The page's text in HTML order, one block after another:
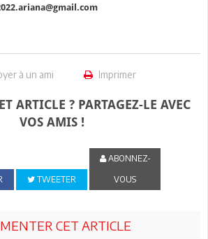
à un ami Imprimer
ARTICLE ? PARTAGEZ-LE AVEC
VOS AMIS !
TWEETER
ABONNEZ-
VOUS
CET ARTICLE